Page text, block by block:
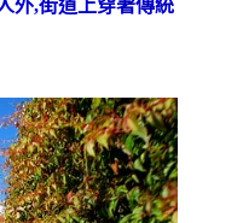
外,街道上穿著傳統